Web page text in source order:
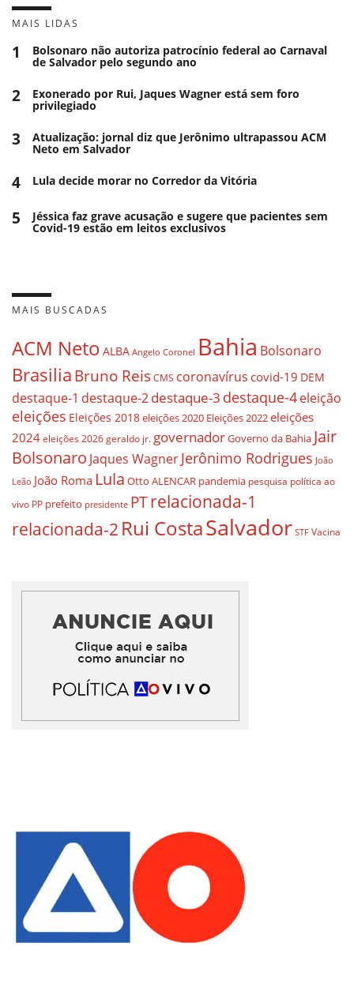
MAIS LIDAS
1 Bolsonaro não autoriza patrocínio federal ao Carnaval
de Salvador pelo segundo ano
2 Exonerado por Rui, Jaques Wagner está sem foro
privilegiado
3 Atualização: jornal diz que Jerônimo ultrapassou ACM
Neto em Salvador
4 Lula decide morar no Corredor da Vitória
5 Jéssica faz grave acusação e sugere que pacientes sem
Covid-19 estão em leitos exclusivos
MAIS BUSCADAS
ACM Neto ALBA Angelo Coronel Bahia Bolsonaro
BrasiliaBruno ReisCMS coronavírus covid-19 DEM
destaque-1 destaque-2destaque-3 destaque-4eleição
eleições Eleições 2018eleições 2020 Eleições 2022eleições
2024 eleições 2026 geraldo jr. governadorGoverno da Bahia Jair
Bolsonaro Jaques WagnerJerônimo Rodrigues João
Leão João Roma Lula Otto ALENCAR pandemia pesquisa política ao
vivo PP prefeito presidente PTrelacionada-1
relacionada-2 Rui CostaSalvador STF Vacina